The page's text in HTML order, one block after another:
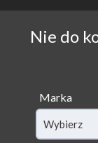
Nie do
Marka
Wybierz